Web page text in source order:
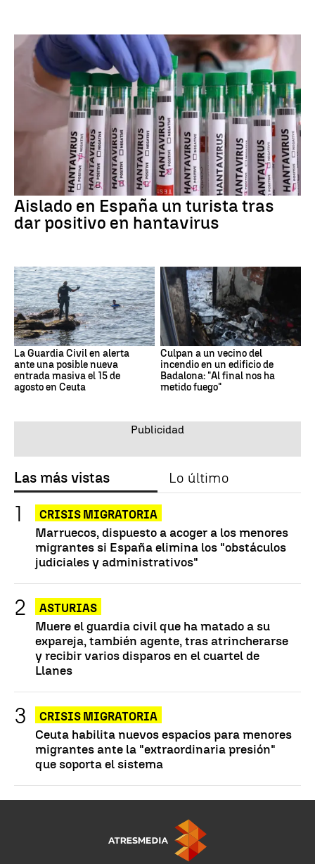
Aislado en España un turista tras
dar positivo en hantavirus
La Guardia Civil en alerta
ante una posible nueva
entrada masiva el 15 de
agosto en Ceuta
Culpan a un vecino del
incendio en un edificio de
Badalona: "Al final nos ha
metido fuego"
Las más vistas Lo último
CRISIS MIGRATORIA
Marruecos, dispuesto a acoger a los menores
migrantes si España elimina los "obstáculos
judiciales y administrativos"
ASTURIAS
Muere el guardia civil que ha matado a su
expareja, también agente, tras atrincherarse
y recibir varios disparos en el cuartel de
Llanes
CRISIS MIGRATORIA
Ceuta habilita nuevos espacios para menores
migrantes ante la "extraordinaria presión"
que soporta el sistema